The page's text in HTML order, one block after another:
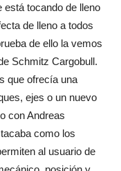
está tocando de lleno
de lleno a todos
de ello la vemos
Schmitz Cargobull.
que ofrecía una
ejes o un nuevo
con Andreas
como los
al usuario de